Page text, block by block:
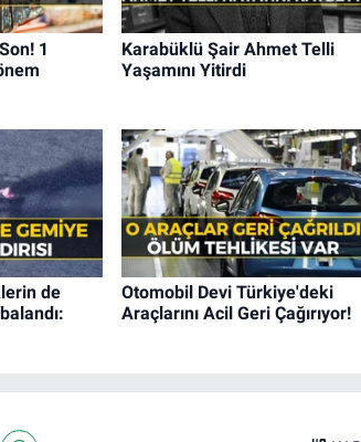
1
Karabüklü Şair Ahmet Telli
Yaşamını Yitirdi
de
Otomobil Devi Türkiye'deki
Araçlarını Acil Geri Çağırıyor!